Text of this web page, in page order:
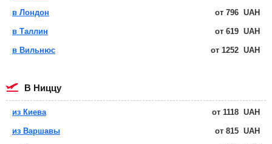
в Лондон от 796 UAH
в Таллин от 619 UAH
в Вильнюс от 1252 UAH
в Ниццу
из Киева от 1118 UAH
из Варшавы от 815 UAH